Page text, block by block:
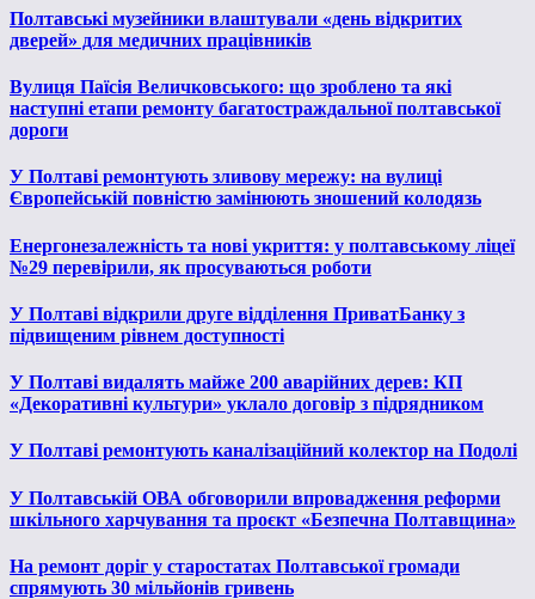
Полтавські музейники влаштували «день відкритих
дверей» для медичних працівників
Вулиця Паїсія Величковського: що зроблено та які
наступні етапи ремонту багатостраждальної полтавської
дороги
У Полтаві ремонтують зливову мережу: на вулиці
Європейській повністю замінюють зношений колодязь
Енергонезалежність та нові укриття: у полтавському ліцеї
№29 перевірили, як просуваються роботи
У Полтаві відкрили друге відділення ПриватБанку з
підвищеним рівнем доступності
У Полтаві видалять майже 200 аварійних дерев: КП
«Декоративні культури» уклало договір з підрядником
У Полтаві ремонтують каналізаційний колектор на Подолі
У Полтавській ОВА обговорили впровадження реформи
шкільного харчування та проєкт «Безпечна Полтавщина»
На ремонт доріг у старостатах Полтавської громади
спрямують 30 мільйонів гривень